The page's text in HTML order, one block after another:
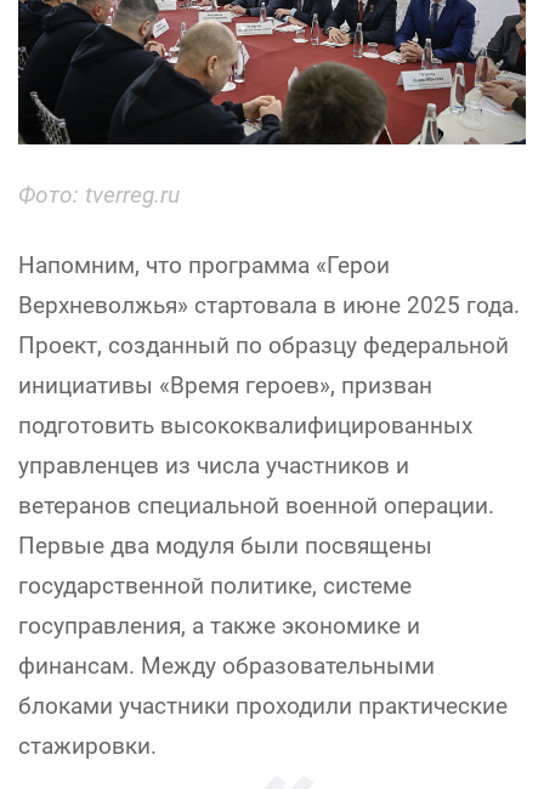
Фото: tverreg.ru
Напомним, что программа «Герои
Верхневолжья» стартовала в июне 2025 года.
Проект, созданный по образцу федеральной
инициативы «Время героев», призван
подготовить высококвалифицированных
управленцев из числа участников и
ветеранов специальной военной операции.
Первые два модуля были посвящены
государственной политике, системе
госуправления, а также экономике и
финансам. Между образовательными
блоками участники проходили практические
стажировки.